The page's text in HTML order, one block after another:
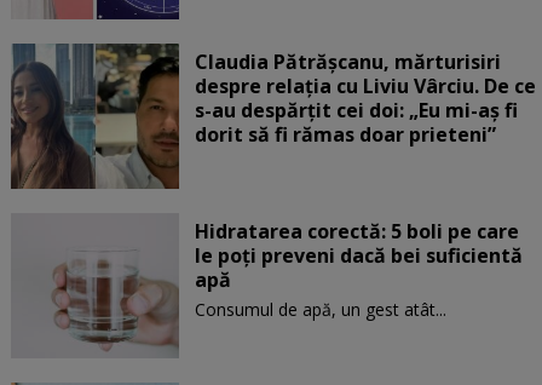
Claudia Pătrășcanu, mărturisiri
despre relația cu Liviu Vârciu. De ce
s-au despărțit cei doi: „Eu mi-aș fi
dorit să fi rămas doar prieteni”
Hidratarea corectă: 5 boli pe care
le poți preveni dacă bei suficientă
apă
Consumul de apă, un gest atât...